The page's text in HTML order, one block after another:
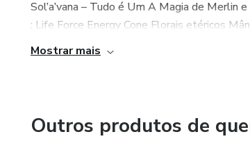
Sol’a’vana – Tudo é Um A Magia de
; Life Force Energy Cone Florais etéricos
Mostrar mais
Outros produtos de